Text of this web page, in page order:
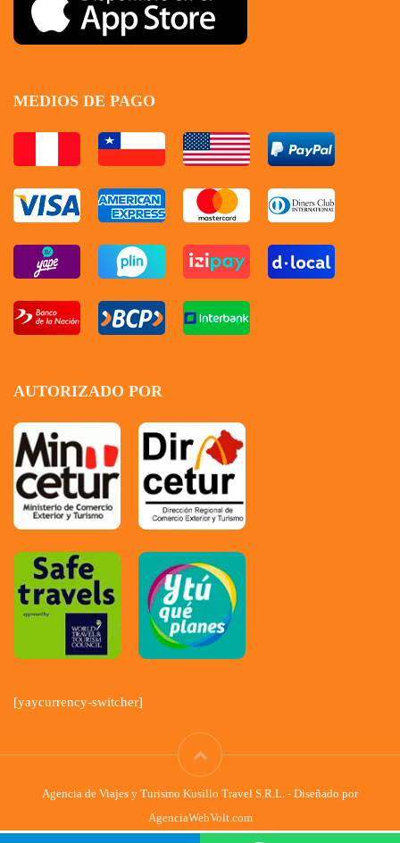
MEDIOS DE PAGO
AUTORIZADO POR
[yaycurrency-switcher]
Agencia de Viajes y Turismo Kusillo Travel S.R.L. - Diseñado por
AgenciaWebVolt.com